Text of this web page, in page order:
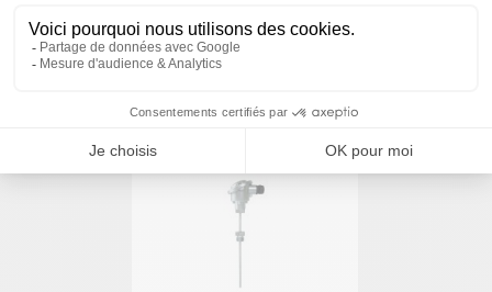
PRODUITS SIMILAIRES